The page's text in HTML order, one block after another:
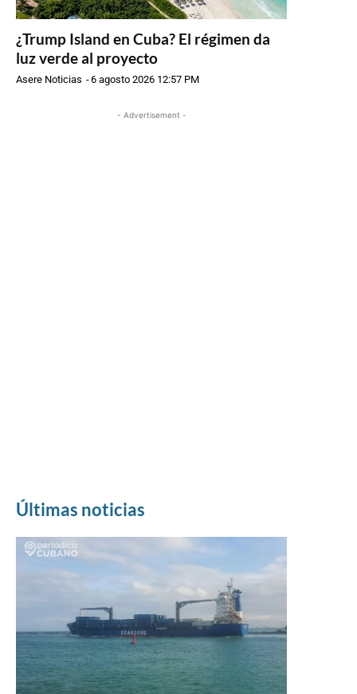
¿Trump Island en Cuba? El régimen da
luz verde al proyecto
Asere Noticias -6 agosto 2026 12:57 PM
- Advertisement -
Últimas noticias